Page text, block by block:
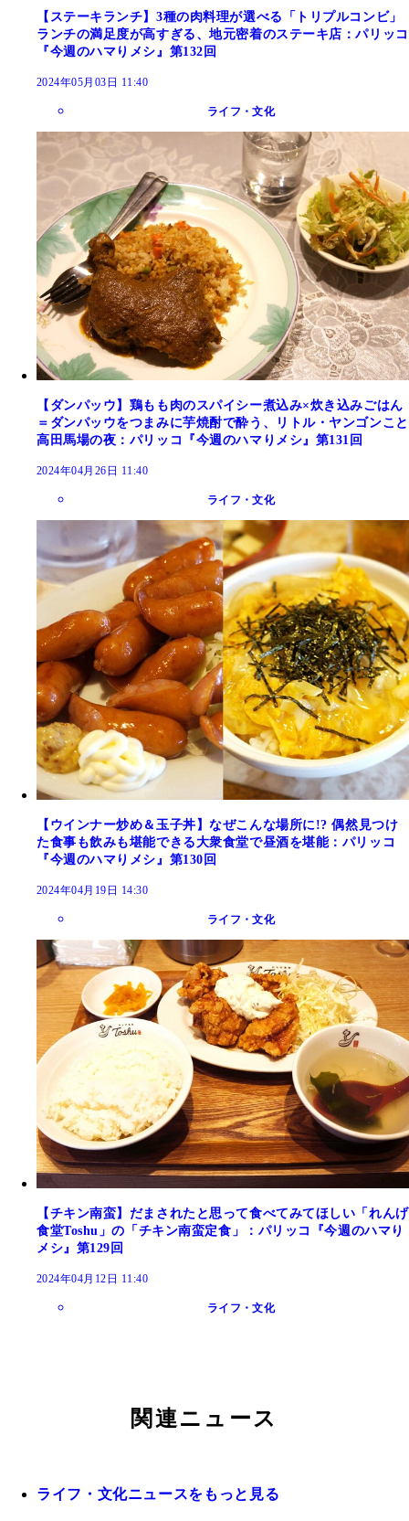
【ステーキランチ】3種の肉料理が選べる「トリプルコンビ」
ランチの満足度が高すぎる、地元密着のステーキ店：パリッコ
『今週のハマりメシ』第132回
2024年05月03日 11:40
ライフ・文化
【ダンパッウ】鶏もも肉のスパイシー煮込み×炊き込みごはん
＝ダンパッウをつまみに芋焼酎で酔う、リトル・ヤンゴンこと
高田馬場の夜：パリッコ『今週のハマりメシ』第131回
2024年04月26日 11:40
ライフ・文化
【ウインナー炒め＆玉子丼】なぜこんな場所に!? 偶然見つけ
た食事も飲みも堪能できる大衆食堂で昼酒を堪能：パリッコ
『今週のハマりメシ』第130回
2024年04月19日 14:30
ライフ・文化
【チキン南蛮】だまされたと思って食べてみてほしい「れんげ
食堂Toshu」の「チキン南蛮定食」：パリッコ『今週のハマり
メシ』第129回
2024年04月12日 11:40
ライフ・文化
関連ニュース
ライフ・文化ニュースをもっと見る